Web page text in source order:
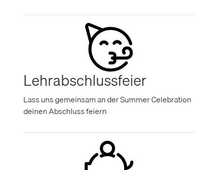
Lehrabschlussfeier
Lass uns gemeinsam an der Summer Celebration
deinen Abschluss feiern